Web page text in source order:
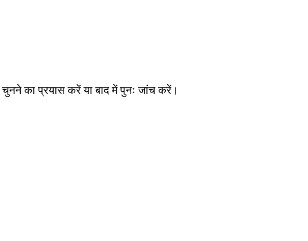
चुनने का प्रयास करें या बाद में पुनः जांच करें।